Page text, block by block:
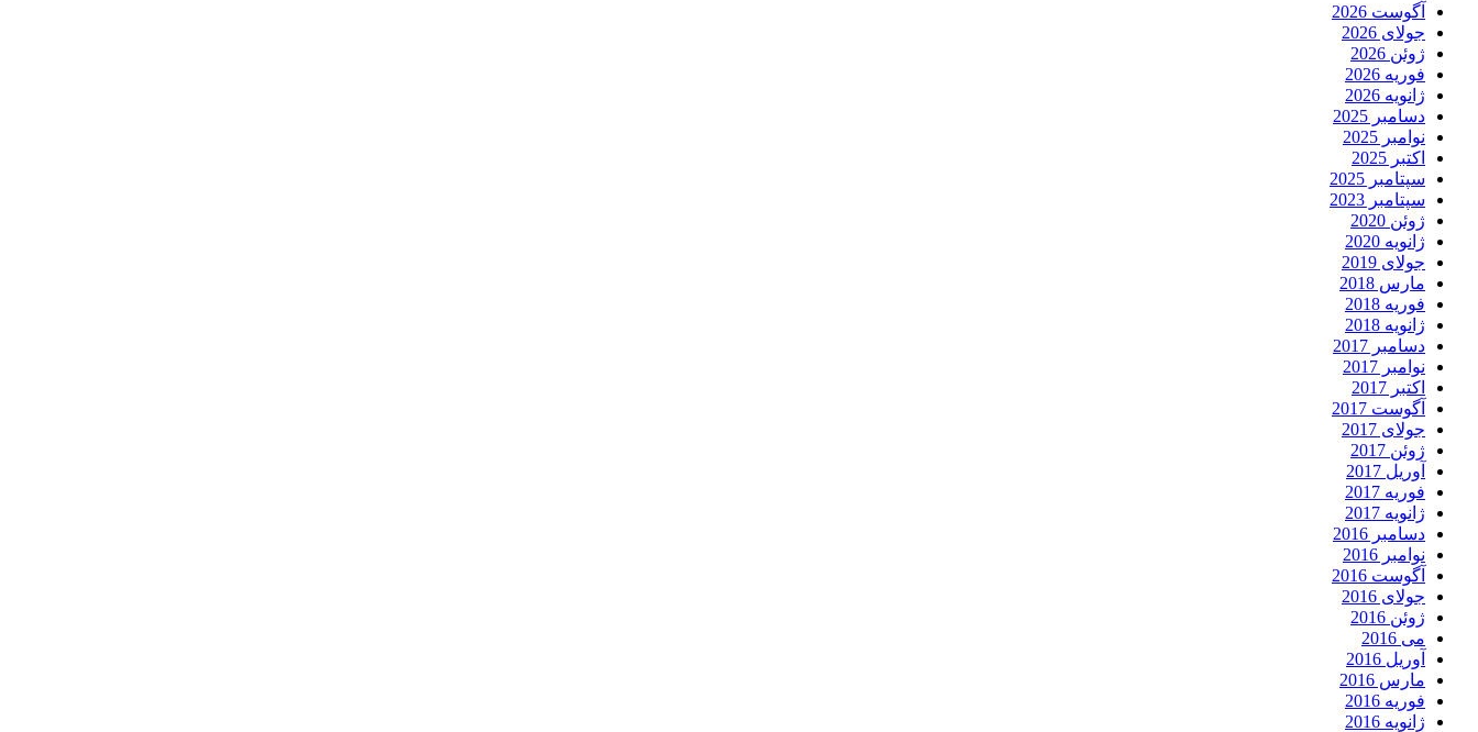
آگوست 2026
جولای 2026
ژوئن 2026
فوریه 2026
ژانویه 2026
دسامبر 2025
نوامبر 2025
اکتبر 2025
سپتامبر 2025
سپتامبر 2023
ژوئن 2020
ژانویه 2020
جولای 2019
مارس 2018
فوریه 2018
ژانویه 2018
دسامبر 2017
نوامبر 2017
اکتبر 2017
آگوست 2017
جولای 2017
ژوئن 2017
آوریل 2017
فوریه 2017
ژانویه 2017
دسامبر 2016
نوامبر 2016
آگوست 2016
جولای 2016
ژوئن 2016
می 2016
آوریل 2016
مارس 2016
فوریه 2016
ژانویه 2016